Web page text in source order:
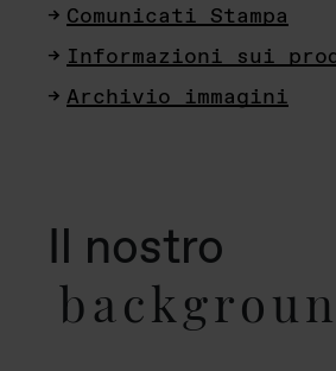
Comunicati Stampa
Informazioni sui
Archivio immagini
Il nostro